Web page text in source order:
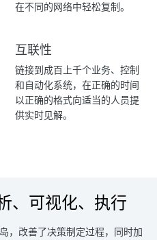
在不同的网络中轻松复制。
互联性
链接到成百上千个业务、控制
和自动化系统，在正确的时间
以正确的格式向适当的人员提
供实时见解。
、可视化、执行
，改善了决策制定过程，同时加